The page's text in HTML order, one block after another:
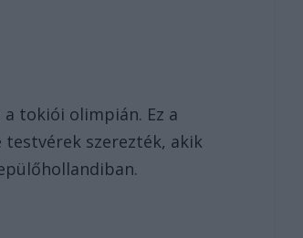
tokiói olimpián. Ez a
szerezték, akik